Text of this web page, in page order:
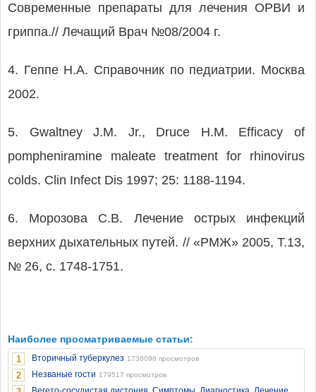
Современные препараты для лечения ОРВИ и
гриппа.// Лечащий Врач №08/2004 г.
4. Геппе Н.А. Справочник по педиатрии. Москва
2002.
5. Gwaltney J.M. Jr., Druce H.M. Efficacy of
pompheniramine maleate treatment for rhinovirus
colds. Clin Infect Dis 1997; 25: 1188-1194.
6. Морозова С.В. Лечение острых инфекций
верхних дыхательных путей. // «РМЖ» 2005, Т.13,
№ 26, с. 1748-1751.
Наиболее просматриваемые статьи:
1 Вторичный туберкулез 1736096 просмотров
2 Незваные гости 179517 просмотров